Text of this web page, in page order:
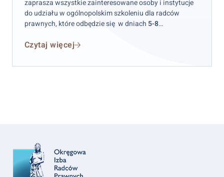
radcy
prawnego
zaprasza wszystkie zainteresowane osoby i instytucje
do udziału w ogólnopolskim szkoleniu dla radców
prawnych, które odbędzie się w dniach 5-8
Czytaj więcej